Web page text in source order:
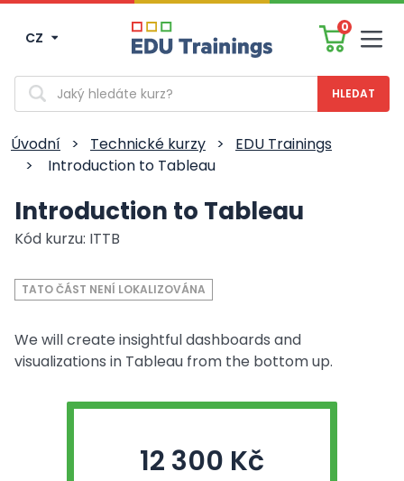
CZ
0
Vyhledávání
Úvodní > Technické kurzy >
EDU Trainings
>
Introduction to Tableau
Introduction to Tableau
Kód kurzu: ITTB
TATO ČÁST NENÍ LOKALIZOVÁNA
We will create insightful dashboards and
visualizations in Tableau from the bottom up.
12 300 Kč